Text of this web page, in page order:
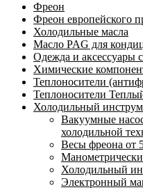
Фреон
Фреон европейского
Холодильные масла
Масло PAG для
Одежда и аксессуары
Химические
Теплоносители
Теплоносители
Холодильный
Вакуумные
холодильной
Весы фреона от
Холодильный
Электронный